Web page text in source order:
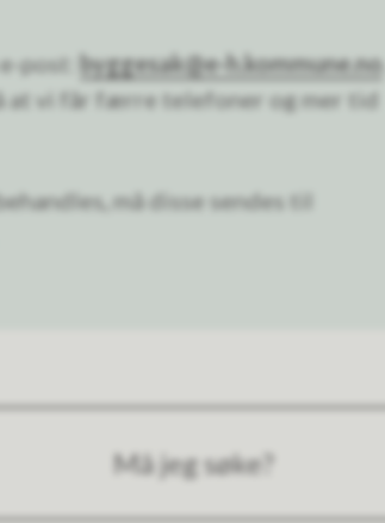
post: byggesak@e-h.kommune.no.
at vi får færre telefoner og mer tid
, må disse sendes til
Må jeg søke?